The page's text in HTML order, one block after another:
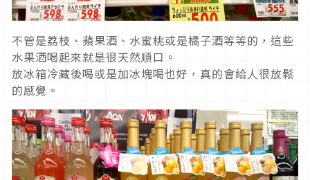
不管是荔枝、蘋果酒、水蜜桃或是橘子酒等等的，這些
水果酒喝起來就是很天然順口。
放冰箱冷藏後喝或是加冰塊喝也好，真的會給人很放鬆
的感覺。